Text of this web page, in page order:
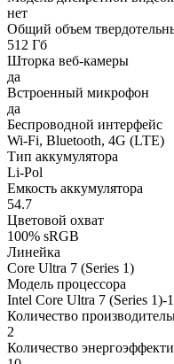
нет
Общий объем
512 Гб
Шторка веб-камеры
да
Встроенный микрофон
да
Беспроводной интерфейс
Wi-Fi, Bluetooth, 4G (LTE)
Тип аккумулятора
Li-Pol
Емкость аккумулятора
54.7
Цветовой охват
100% sRGB
Линейка
Core Ultra 7 (Series 1)
Модель процессора
Intel Core Ultra 7 (Series 1)-
Количество
2
Количество